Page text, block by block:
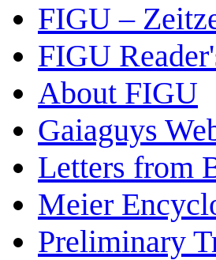
FIGU –
FIGU
About FIGU
Gaiaguys
Letters from
Meier
Preliminary